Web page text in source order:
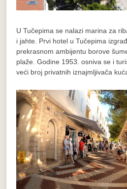
U Tučepima se nalazi marina za
i jahte. Prvi hotel u Tučepima
prekrasnom ambijentu borove
plaže. Godine 1953. osniva se i
veći broj privatnih iznajmljivača